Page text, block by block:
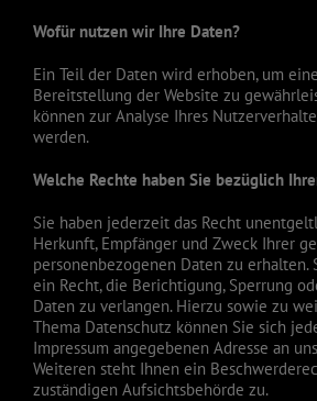
Wofür nutzen wir Ihre Daten?
Ein Teil der Daten wird erhoben, um
Bereitstellung der Website zu
können zur Analyse Ihres
werden.
Welche Rechte haben Sie bezüglich
Sie haben jederzeit das Recht
Herkunft, Empfänger und Zweck Ihrer
personenbezogenen Daten zu erhalten.
ein Recht, die Berichtigung, Sperrung
Daten zu verlangen. Hierzu sowie zu
Thema Datenschutz können Sie sich
Impressum angegebenen Adresse an
Weiteren steht Ihnen ein
zuständigen Aufsichtsbehörde zu.